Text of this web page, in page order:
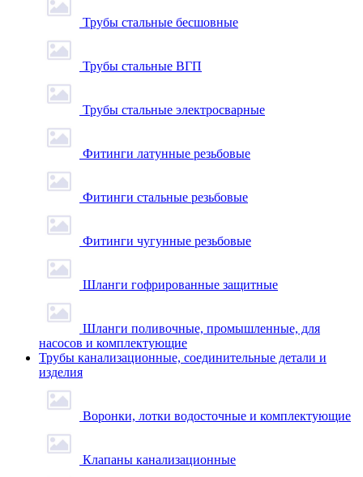
Трубы стальные бесшовные
Трубы стальные ВГП
Трубы стальные электросварные
Фитинги латунные резьбовые
Фитинги стальные резьбовые
Фитинги чугунные резьбовые
Шланги гофрированные защитные
Шланги поливочные, промышленные, для
насосов и комплектующие
Трубы канализационные, соединительные детали и
изделия
Воронки, лотки водосточные и комплектующие
Клапаны канализационные